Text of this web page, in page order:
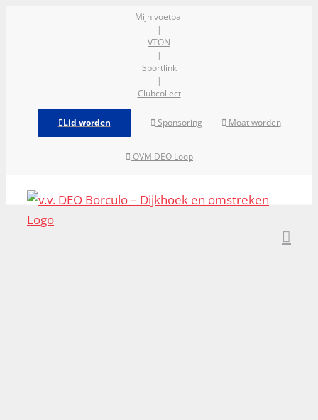
Mijn voetbal
|
VTON
|
Sportlink
|
Clubcollect
Lid worden Sponsoring Moat worden
OVM DEO Loop